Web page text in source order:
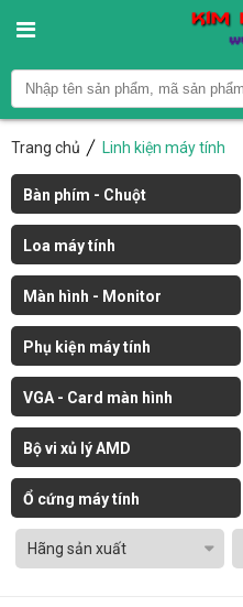
Trang chủ Linh kiện máy tính
Bàn phím - Chuột
Loa máy tính
Màn hình - Monitor
Phụ kiện máy tính
VGA - Card màn hình
Bộ vi xủ lý AMD
Ổ cứng máy tính
Hãng sản xuất